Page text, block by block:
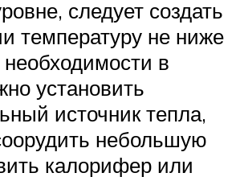
следует создать
температуру не ниже
в
установить
источник тепла,
небольшую
калорифер или